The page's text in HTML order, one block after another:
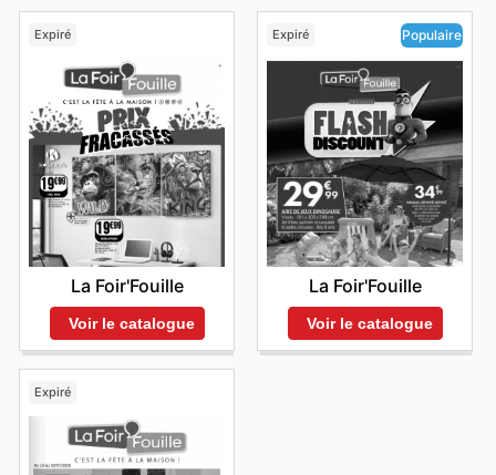
Expiré
La Foir'Fouille
Voir le catalogue
Expiré Populaire
La Foir'Fouille
Voir le catalogue
Expiré